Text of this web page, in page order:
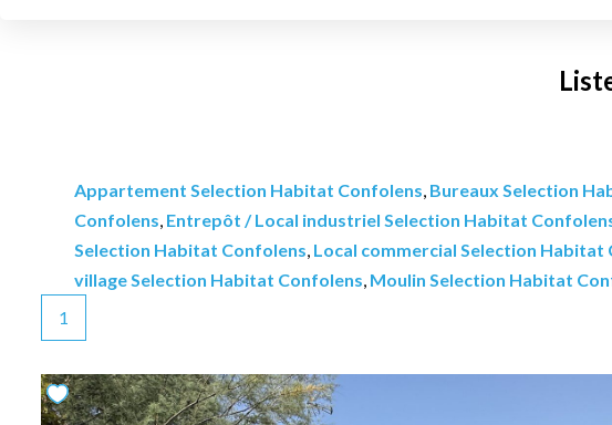
Appartement Selection Habitat Confolens, Bureaux Selection
Confolens, Entrepôt / Local industriel Selection Habitat
Selection Habitat Confolens, Local commercial Selection Habitat
village Selection Habitat Confolens, Moulin Selection Habitat
1